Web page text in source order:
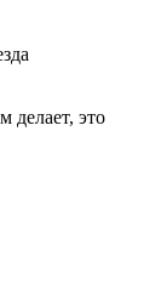
делает, это